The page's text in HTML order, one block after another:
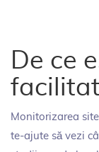
De ce
Monitorizarea
te-ajute să vezi